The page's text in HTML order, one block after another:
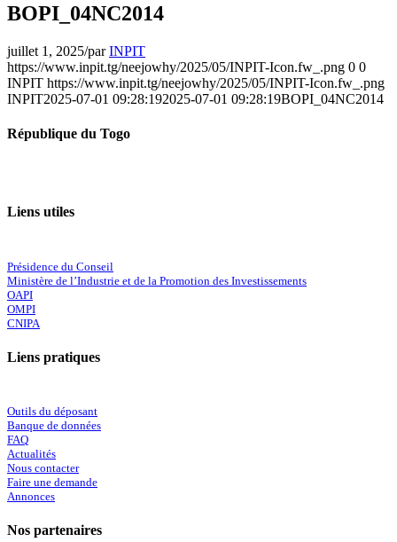
BOPI_04NC2014
juillet 1, 2025/parINPIT
https://www.inpit.tg/neejowhy/2025/05/INPIT-Icon.fw_.png 0 0
INPIT https://www.inpit.tg/neejowhy/2025/05/INPIT-Icon.fw_.png
INPIT2025-07-01 09:28:192025-07-01 09:28:19BOPI_04NC2014
République du Togo
Liens utiles
Présidence du Conseil
Ministère de l’Industrie et de la Promotion des Investissements
OAPI
OMPI
CNIPA
Liens pratiques
Outils du déposant
Banque de données
FAQ
Actualités
Nous contacter
Faire une demande
Annonces
Nos partenaires